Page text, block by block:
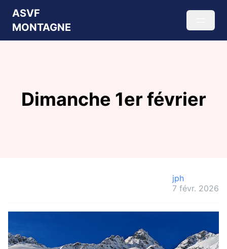
ASVF
MONTAGNE
Dimanche 1er février
jph
7 févr. 2026